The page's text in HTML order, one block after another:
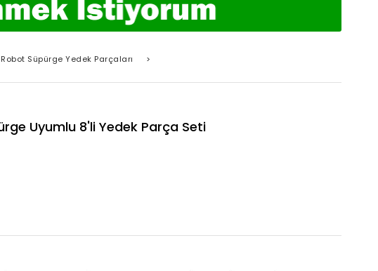
Süpürge Yedek Parçaları
>
Uyumlu 8'li Yedek Parça Seti